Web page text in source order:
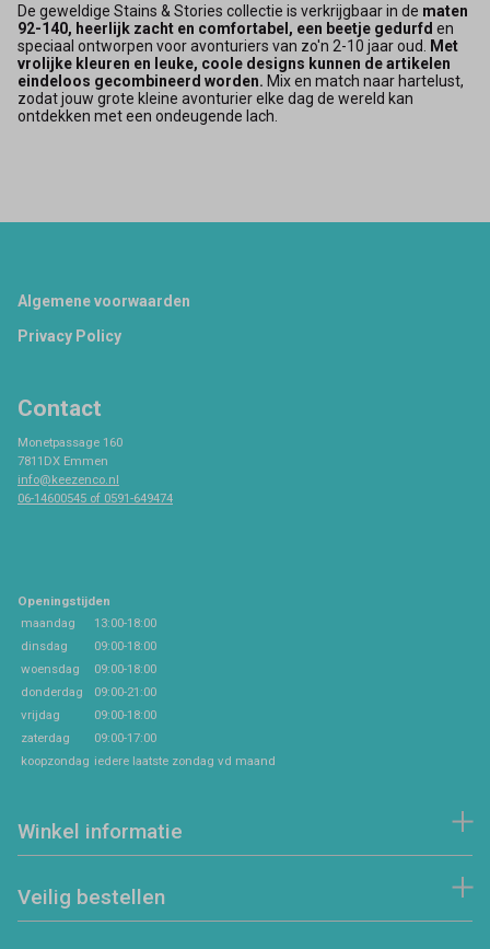
De geweldige Stains & Stories collectie is verkrijgbaar in de maten
92-140, heerlijk zacht en comfortabel, een beetje gedurfd en
speciaal ontworpen voor avonturiers van zo'n 2-10 jaar oud.
Met
vrolijke kleuren en leuke, coole designs kunnen de artikelen
eindeloos gecombineerd worden. Mix en match naar hartelust,
zodat jouw grote kleine avonturier elke dag de wereld kan
ontdekken met een ondeugende lach.
Footer
Algemene voorwaarden
Privacy Policy
Contact
Monetpassage 160
7811DX Emmen
info@keezenco.nl
06-14600545 of 0591-649474
Openingstijden
maandag
13:00-18:00
dinsdag
09:00-18:00
woensdag
09:00-18:00
donderdag
09:00-21:00
vrijdag
09:00-18:00
zaterdag
09:00-17:00
koopzondag iedere laatste zondag vd maand
Winkel informatie
Veilig bestellen